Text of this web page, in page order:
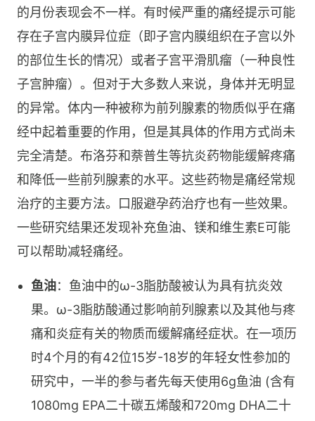
的月份表现会不一样。有时候严重的痛经提示可能
存在子宫内膜异位症（即子宫内膜组织在子宫以外
的部位生长的情况）或者子宫平滑肌瘤（一种良性
子宫肿瘤）。但对于大多数人来说，身体并无明显
的异常。体内一种被称为前列腺素的物质似乎在痛
经中起着重要的作用，但是其具体的作用方式尚未
完全清楚。布洛芬和萘普生等抗炎药物能缓解疼痛
和降低一些前列腺素的水平。这些药物是痛经常规
治疗的主要方法。口服避孕药治疗也有一些效果。
一些研究结果还发现补充鱼油、镁和维生素E可能
可以帮助减轻痛经。
鱼油：鱼油中的ω-3脂肪酸被认为具有抗炎效
果。ω-3脂肪酸通过影响前列腺素以及其他与疼
痛和炎症有关的物质而缓解痛经症状。在一项历
时4个月的有42位15岁-18岁的年轻女性参加的
研究中，一半的参与者先每天使用6g鱼油 (含有
1080mg EPA二十碳五烯酸和720mg DHA二十